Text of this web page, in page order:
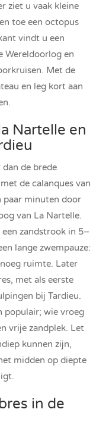
ziet u vaak kleine
toe een octopus
vindt u een
Wereldoorlog en
Met de
en leg kort aan
Nartelle en
de brede
de calanques van
paar minuten door
van La Nartelle.
zandstrook in 5–
lange zwempauze:
ruimte. Later
met als eerste
bij Tardieu.
populair; wie vroeg
vrije zandplek. Let
kunnen zijn,
midden op diepte
in de